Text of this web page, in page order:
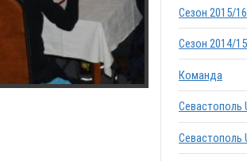
Сезон 2015/16
Сезон 2014/15
Команда
Севастополь
Севастополь